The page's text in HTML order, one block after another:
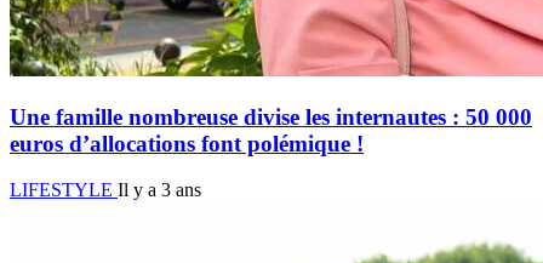
Une famille nombreuse divise les internautes : 50 000
euros d’allocations font polémique !
LIFESTYLE Il y a 3 ans